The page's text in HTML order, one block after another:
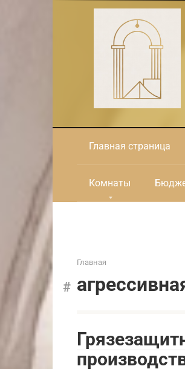
Главная страница
Комнаты
Главная